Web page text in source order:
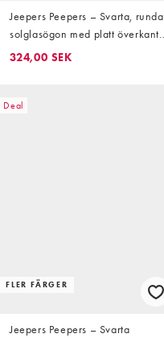
Jeepers Peepers – Svarta, runda
solglasögon med platt överkant
och rosa glas
324,00 SEK
Deal
FLER FÄRGER
Jeepers Peepers – Svarta